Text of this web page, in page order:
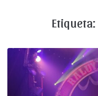
Etiqueta: